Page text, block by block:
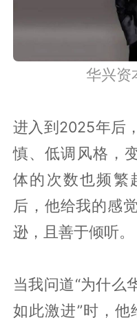
华兴资
进入到2025年后
慎、低调风格，
体的次数也频繁
后，他给我的感
逊，且善于倾听。
当我问道“为什么
如此激进”时，他